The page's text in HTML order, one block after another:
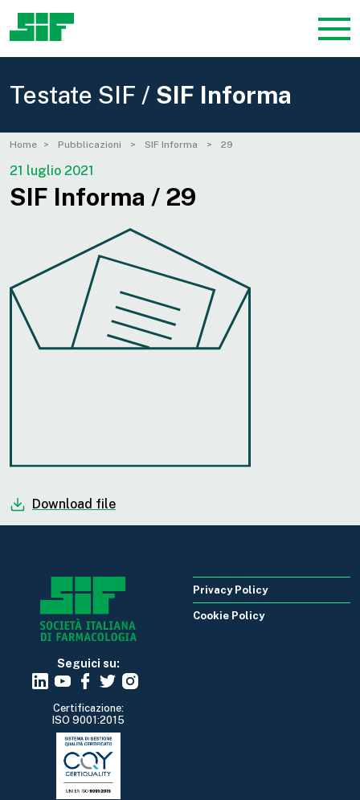
Testate SIF / SIF Informa
Home Pubblicazioni SIF Informa 29
21 luglio 2021
SIF Informa / 29
Download file
Seguici su:
Certificazione:
ISO 9001:2015
Privacy Policy
Cookie Policy